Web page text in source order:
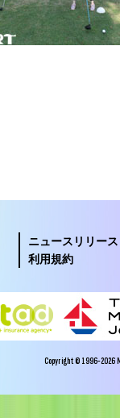
ニュースリリース
利用規約
Copyright © 1996-2026